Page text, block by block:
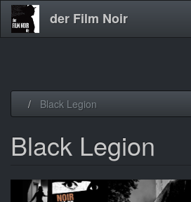
der Film Noir
Black Legion
Black Legion